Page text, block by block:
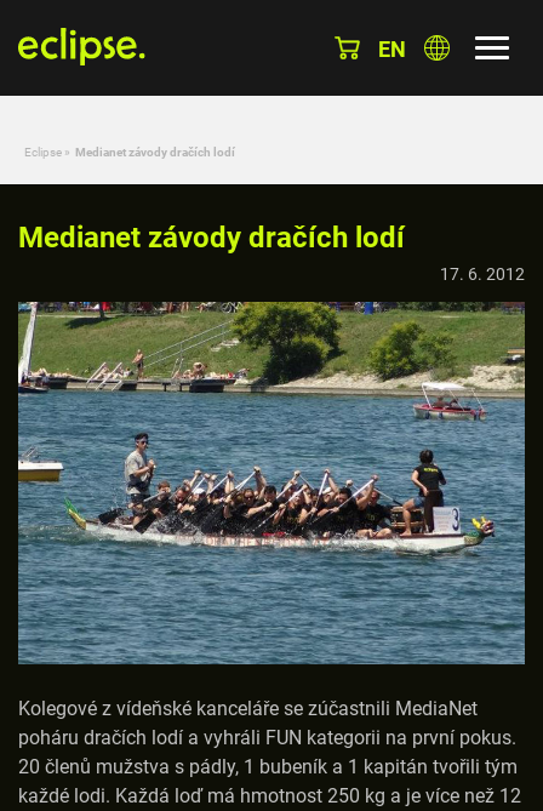
EN
Eclipse » Medianet závody dračích lodí
Medianet závody dračích lodí
17. 6. 2012
Kolegové z vídeňské kanceláře se zúčastnili MediaNet
poháru dračích lodí a vyhráli FUN kategorii na první pokus.
20 členů mužstva s pádly, 1 bubeník a 1 kapitán tvořili tým
každé lodi. Každá loď má hmotnost 250 kg a je více než 12